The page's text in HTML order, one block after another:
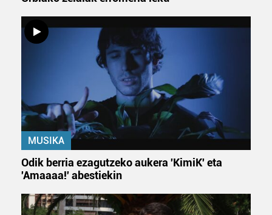
MUSIKA
Odik berria ezagutzeko aukera 'KimiK' eta
'Amaaaa!' abestiekin